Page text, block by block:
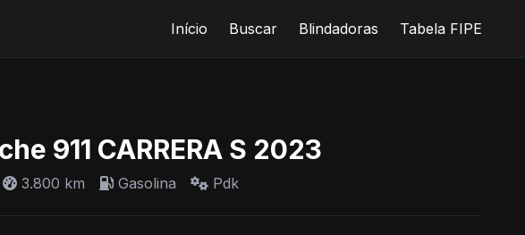
Início Buscar Blindadoras Tabela FIPE
911 CARRERA S 2023
3.800 km Gasolina Pdk